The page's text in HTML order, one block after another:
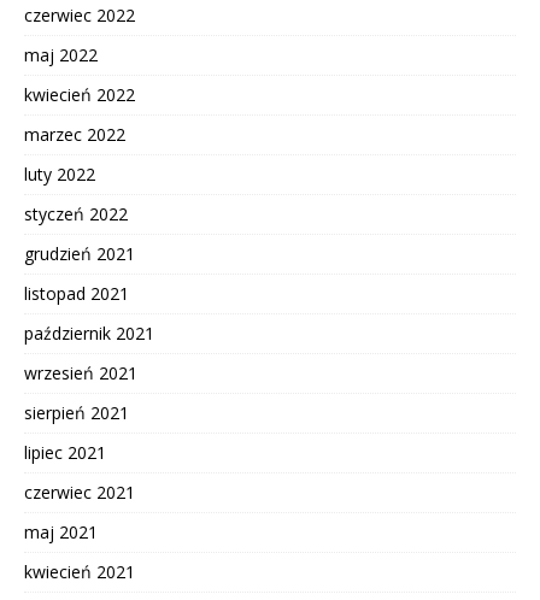
czerwiec 2022
maj 2022
kwiecień 2022
marzec 2022
luty 2022
styczeń 2022
grudzień 2021
listopad 2021
październik 2021
wrzesień 2021
sierpień 2021
lipiec 2021
czerwiec 2021
maj 2021
kwiecień 2021